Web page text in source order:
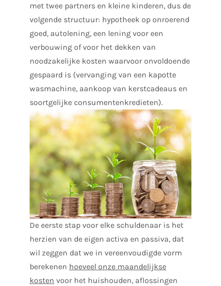
met twee partners en kleine kinderen, dus de
volgende structuur: hypotheek op onroerend
goed, autolening, een lening voor een
verbouwing of voor het dekken van
noodzakelijke kosten waarvoor onvoldoende
gespaard is (vervanging van een kapotte
wasmachine, aankoop van kerstcadeaus en
soortgelijke consumentenkredieten).
De eerste stap voor elke schuldenaar is het
herzien van de eigen activa en passiva, dat
wil zeggen dat we in vereenvoudigde vorm
berekenen hoeveel onze maandelijkse
kosten voor het huishouden, aflossingen